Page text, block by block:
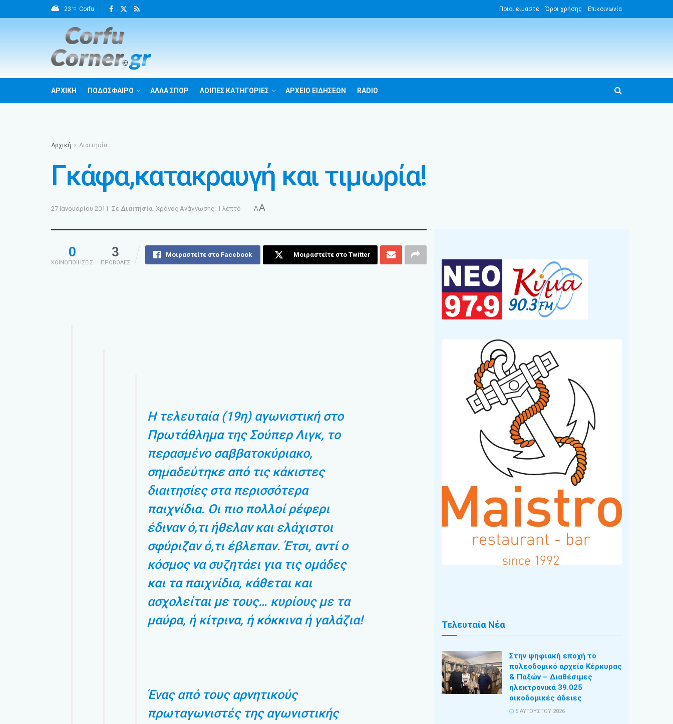
23 °C Corfu Ποιοι είμαστε Όροι χρήσης Επικοινωνία
ΑΡΧΙΚΗ ΠΟΔΟΣΦΑΙΡΟ ΑΛΛΑ ΣΠΟΡ ΛΟΙΠΕΣ ΚΑΤΗΓΟΡΙΕΣ ΑΡΧΕΙΟ ΕΙΔΗΣΕΩΝ RADIO
Αρχική Διαιτησία
Γκάφα,κατακραυγή και τιμωρία!
27 Ιανουαρίου 2011 Σε Διαιτησία Χρόνος Ανάγνωσης: 1 λεπτό AA
0
ΚΟΙΝΟΠΟΙΗΣΕΙΣ
3
ΠΡΟΒΟΛΕΣ
Μοιραστείτε στο Facebook Μοιραστείτε στο Twitter
Η τελευταία (19η) αγωνιστική στο
Πρωτάθλημα της Σούπερ Λιγκ, το
περασμένο σαββατοκύριακο,
σημαδεύτηκε από τις κάκιστες
διαιτησίες στα περισσότερα
παιχνίδια. Οι πιο πολλοί ρέφερι
έδιναν ό,τι ήθελαν και ελάχιστοι
σφύριζαν ό,τι έβλεπαν. Έτσι, αντί ο
κόσμος να συζητάει για τις ομάδες
και τα παιχνίδια, κάθεται και
ασχολείται με τους… κυρίους με τα
μαύρα, ή κίτρινα, ή κόκκινα ή γαλάζια!
Ένας από τους αρνητικούς
πρωταγωνιστές της αγωνιστικής
Τελευταία Νέα
Στην ψηφιακή εποχή το
πολεοδομικό αρχείο Κέρκυρας
& Παξών – Διαθέσιμες
ηλεκτρονικά 39.025
οικοδομικές άδειες
5 ΑΥΓΟΎΣΤΟΥ 2026